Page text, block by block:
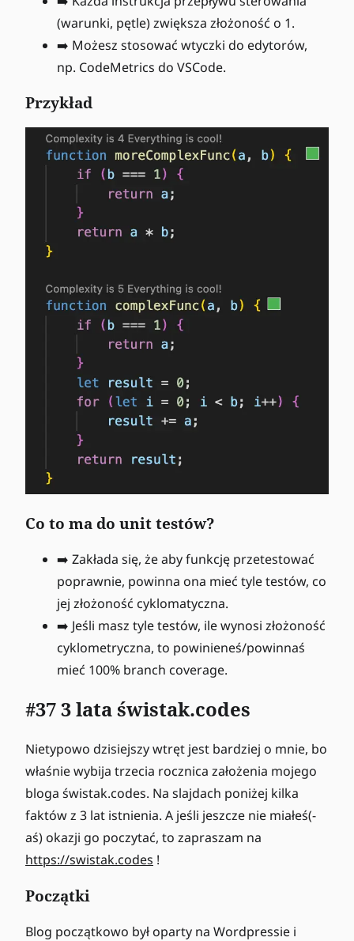
(warunki, pętle) zwiększa złożoność o 1.
➡️ Możesz stosować wtyczki do edytorów,
np. CodeMetrics do VSCode.
Przykład
Co to ma do unit testów?
➡️ Zakłada się, że aby funkcję przetestować
poprawnie, powinna ona mieć tyle testów, co
jej złożoność cyklomatyczna.
➡️ Jeśli masz tyle testów, ile wynosi złożoność
cyklometryczna, to powinieneś/powinnaś
mieć 100% branch coverage.
#37 3 lata świstak.codes
Nietypowo dzisiejszy wtręt jest bardziej o mnie, bo
właśnie wybija trzecia rocznica założenia mojego
bloga świstak.codes. Na slajdach poniżej kilka
faktów z 3 lat istnienia. A jeśli jeszcze nie miałeś(-
aś) okazji go poczytać, to zapraszam na
https://swistak.codes !
Początki
Blog początkowo był oparty na Wordpressie i